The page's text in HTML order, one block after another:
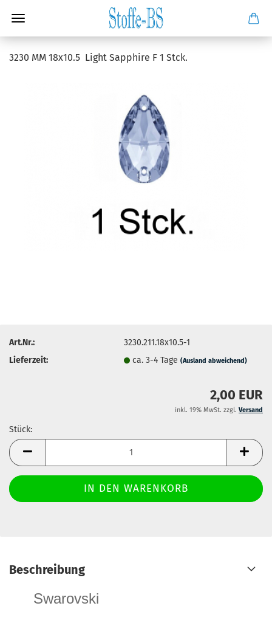
3230 MM 18x10.5 Light Sapphire F 1 Stck.
Art.Nr.:
3230.211.18x10.5-1
Lieferzeit:
ca. 3-4 Tage(Ausland abweichend)
2,00 EUR
inkl. 19% MwSt. zzgl. Versand
Stück:
Stück
Beschreibung
Swarovski